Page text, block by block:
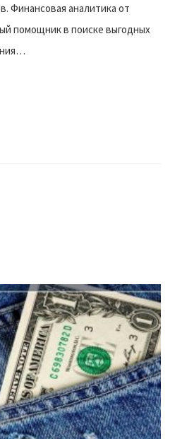
Финансовая аналитика от
помощник в поиске выгодных